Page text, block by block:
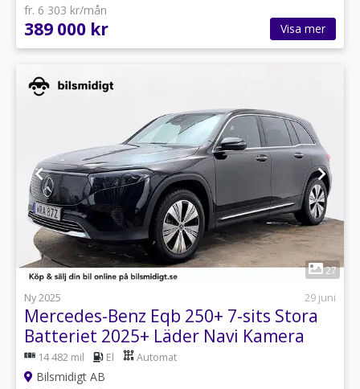
fr. 6 303 kr/mån
389 000 kr Visa mer
1
27
Ny 2025
29 juni
Mercedes-Benz Eqb 250+ 7-sits Stora
Batteriet 2025+ Läder Navi Kamera
Burmester
14 482 mil El Automat
Bilsmidigt AB